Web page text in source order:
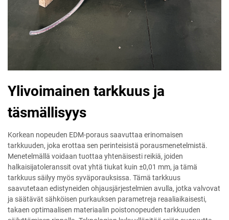
Ylivoimainen tarkkuus ja
täsmällisyys
Korkean nopeuden EDM-poraus saavuttaa erinomaisen
tarkkuuden, joka erottaa sen perinteisistä porausmenetelmistä.
Menetelmällä voidaan tuottaa yhtenäisesti reikiä, joiden
halkaisijatoleranssit ovat yhtä tiukat kuin ±0,01 mm, ja tämä
tarkkuus säilyy myös syväporauksissa. Tämä tarkkuus
saavutetaan edistyneiden ohjausjärjestelmien avulla, jotka valvovat
ja säätävät sähköisen purkauksen parametreja reaaliaikaisesti,
takaen optimaalisen materiaalin poistonopeuden tarkkuuden